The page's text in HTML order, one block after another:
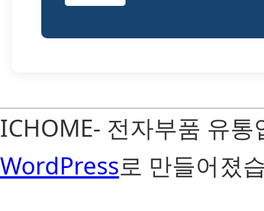
ICHOME- 전자부품 유
WordPress로 만들어졌